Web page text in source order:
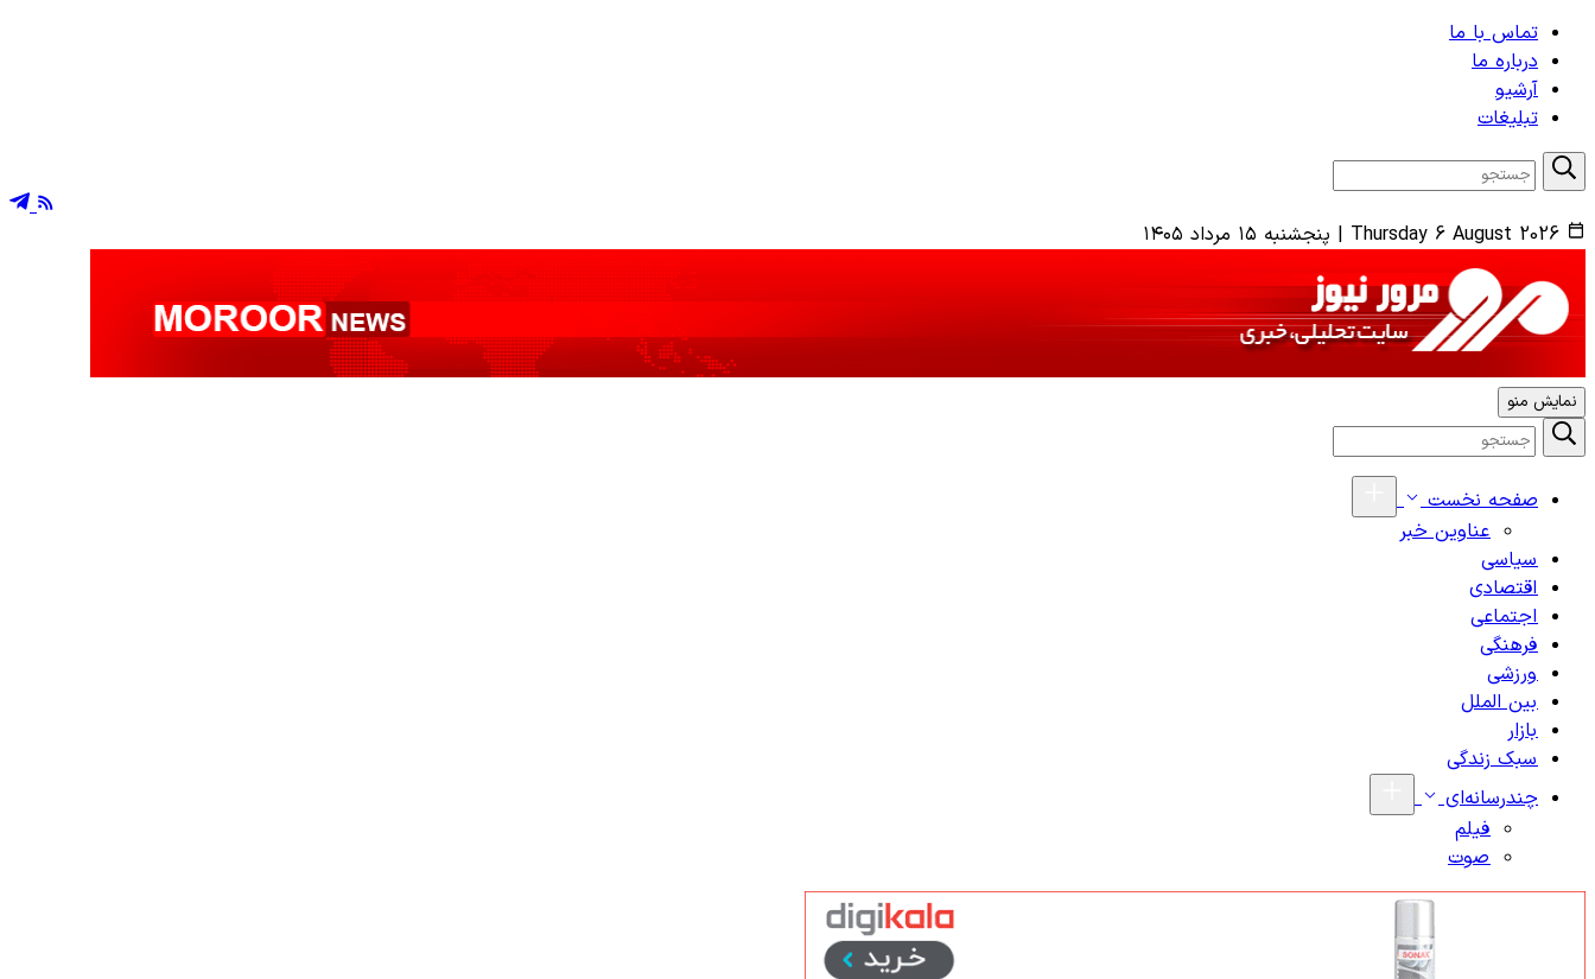
تماس با ما
درباره ما
آرشیو
تبلیغات
Thursday 6 August 2026
| پنجشنبه ۱۵ مرداد ۱۴۰۵
نمایش منو
صفحه نخست
عناوین خبر
سیاسی
اقتصادی
اجتماعی
فرهنگی
ورزشی
بین الملل
بازار
سبک زندگی
چندرسانه‌ای
فیلم
صوت